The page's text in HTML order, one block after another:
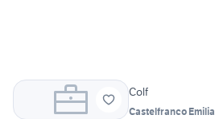
Colf
Castelfranco Emilia